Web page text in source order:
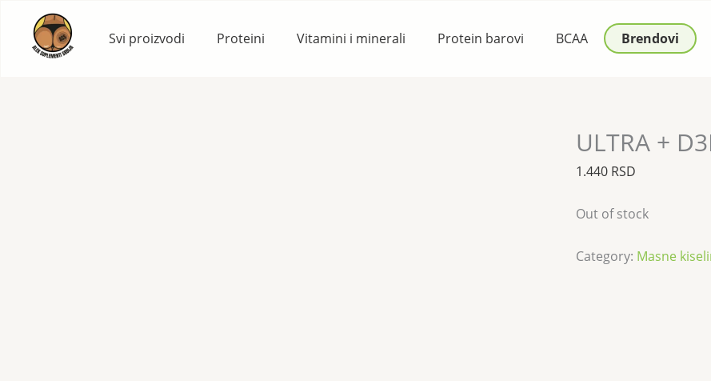
content
Svi proizvodi Proteini Vitamini i minerali Protein barovi BCAA Brendovi
ULTRA +
1.440 RSD
Out of stock
Category: Masne